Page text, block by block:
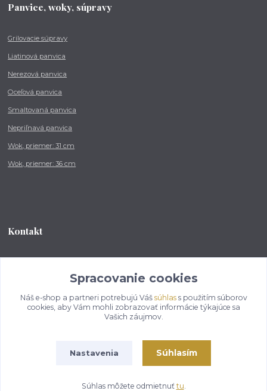
Panvice, woky, súpravy
Grilovacie súpravy
Liatinová panvica
Nerezová panvica
Oceľová panvica
Smaltovaná panvica
Nepriľnavá panvica
Wok, priemer: 31 cm
Wok, priemer: 36 cm
Kontakt
od 8:00 - do 16:00 hod
info@kotlikovesupravy.sk
Spracovanie cookies
Náš e-shop a partneri potrebujú Váš súhlass použitím súborov
cookies, aby Vám mohli zobrazovať informácie týkajúce sa
Vašich záujmov.
Nastavenia Súhlasím
Súhlas môžete odmietnuť tu